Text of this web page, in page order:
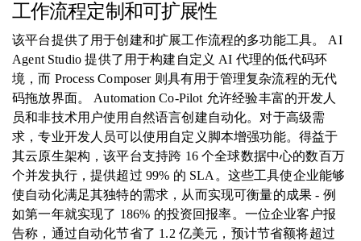
工作流程定制和可扩展性
该平台提供了用于创建和扩展工作流程的多功能工具。 AI
Agent Studio 提供了用于构建自定义 AI 代理的低代码环
境，而 Process Composer 则具有用于管理复杂流程的无代
码拖放界面。 Automation Co-Pilot 允许经验丰富的开发人
员和非技术用户使用自然语言创建自动化。对于高级需
求，专业开发人员可以使用自定义脚本增强功能。得益于
其云原生架构，该平台支持跨 16 个全球数据中心的数百万
个并发执行，提供超过 99% 的 SLA。这些工具使企业能够
使自动化满足其独特的需求，从而实现可衡量的成果 - 例
如第一年就实现了 186% 的投资回报率。一位企业客户报
告称，通过自动化节省了 1.2 亿美元，预计节省额将超过